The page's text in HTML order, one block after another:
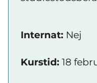
Internat: Nej
Kurstid: 18